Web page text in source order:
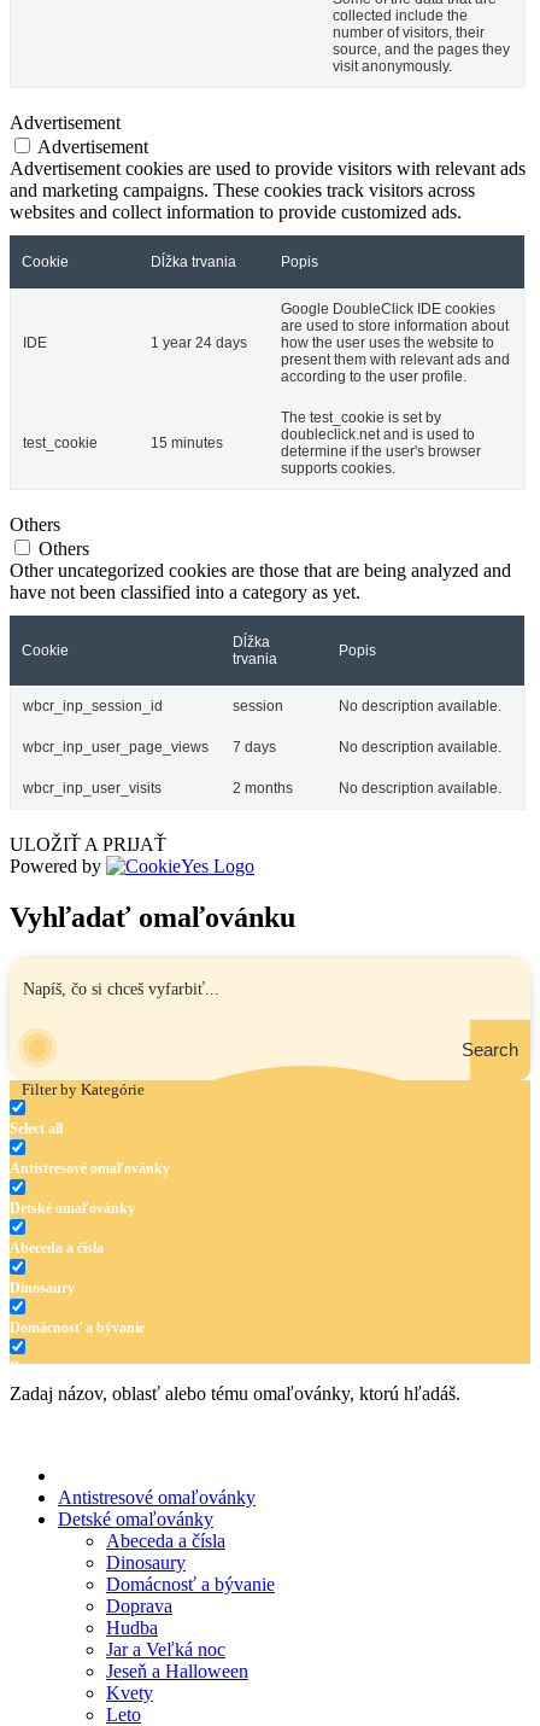
collected include the
number of visitors, their
source, and the pages they
visit anonymously.
Advertisement
Advertisement
Advertisement cookies are used to provide visitors with relevant ads
and marketing campaigns. These cookies track visitors across
websites and collect information to provide customized ads.
Cookie Dĺžka trvania Popis
IDE 1 year 24 days
Google DoubleClick IDE cookies
are used to store information about
how the user uses the website to
present them with relevant ads and
according to the user profile.
test_cookie 15 minutes
The test_cookie is set by
doubleclick.net and is used to
determine if the user's browser
supports cookies.
Others
Others
Other uncategorized cookies are those that are being analyzed and
have not been classified into a category as yet.
Cookie
Dĺžka
trvania
Popis
wbcr_inp_session_id session No description available.
wbcr_inp_user_page_views 7 days No description available.
wbcr_inp_user_visits 2 months No description available.
ULOŽIŤ A PRIJAŤ
Powered by
Vyhľadať omaľovánku
Search
Filter by Kategórie
Select all
Antistresové omaľovánky
Detské omaľovánky
Abeceda a čísla
Dinosaury
Domácnosť a bývanie
Doprava
Hudba
Jeseň a Halloween
Kvety
Ľudia a cirkus
Medvedíkovia a koníky
Zadaj názov, oblasť alebo tému omaľovánky, ktorú hľadáš.
Antistresové omaľovánky
Detské omaľovánky
Abeceda a čísla
Dinosaury
Domácnosť a bývanie
Doprava
Hudba
Jar a Veľká noc
Jeseň a Halloween
Kvety
Leto